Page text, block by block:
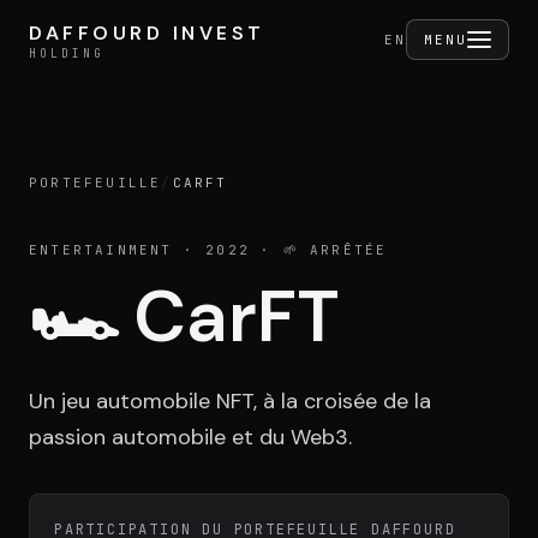
DAFFOURD INVEST
HOLDING
EN MENU
DAFFOURD INVEST
HOLDING
Portefeuille
Activités
PORTEFEUILLE / CARFT
ENTERTAINMENT · 2022 · 🌱 ARRÊTÉE
🏎️CarFT
Un jeu automobile NFT, à la croisée de la
passion automobile et du Web3.
PARTICIPATION DU PORTEFEUILLE DAFFOURD